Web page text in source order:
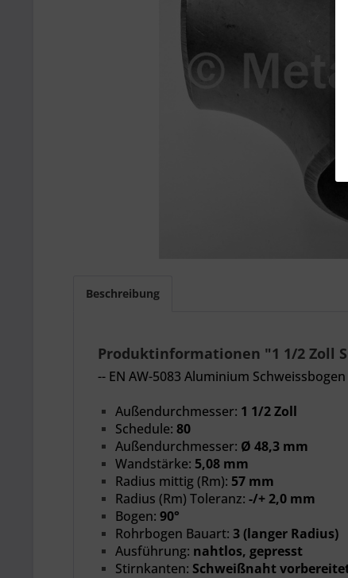
Beschreibung
Produktinformationen "1 1/2 Zoll
-- EN AW-5083 Aluminium
Außendurchmesser: 1 1/2 Zoll
Schedule: 80
Außendurchmesser: Ø 48,3 mm
Wandstärke: 5,08 mm
Radius mittig (Rm): 57 mm
Radius (Rm) Toleranz: -/+ 2,0 mm
Bogen: 90°
Rohrbogen Bauart: 3(langer Radius)
Ausführung: nahtlos, gepresst
Stirnkanten: Schweißnaht